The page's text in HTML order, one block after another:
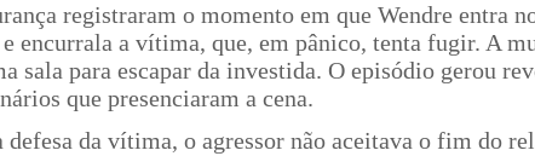
registraram o momento em que Wendre entra
encurrala a vítima, que, em pânico, tenta fugir. A
sala para escapar da investida. O episódio gerou
que presenciaram a cena.
defesa da vítima, o agressor não aceitava o fim do